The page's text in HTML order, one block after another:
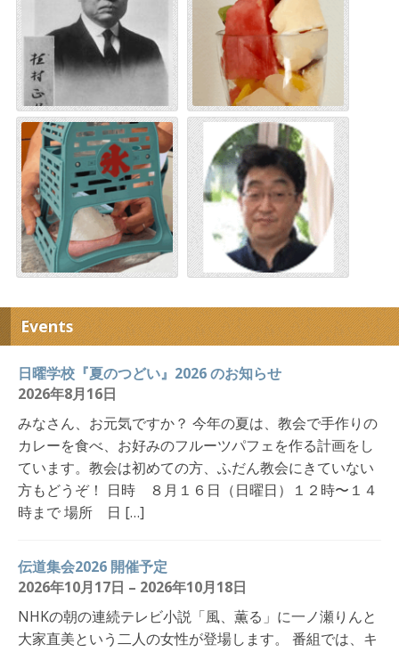
Events
日曜学校『夏のつどい』2026 のお知らせ
2026年8月16日
みなさん、お元気ですか？ 今年の夏は、教会で手作りの
カレーを食べ、お好みのフルーツパフェを作る計画をし
ています。教会は初めての方、ふだん教会にきていない
方もどうぞ！ 日時 ８月１６日（日曜日）１２時〜１４
時まで 場所 日 […]
伝道集会2026 開催予定
2026年10月17日 – 2026年10月18日
NHKの朝の連続テレビ小説「風、薫る」に一ノ瀬りんと
大家直美という二人の女性が登場します。 番組では、キ